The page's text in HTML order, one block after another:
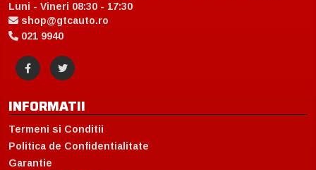
Luni - Vineri 08:30 - 17:30
shop@gtcauto.ro
021 9940
INFORMATII
Termeni si Conditii
Politica de Confidentialitate
Garantie